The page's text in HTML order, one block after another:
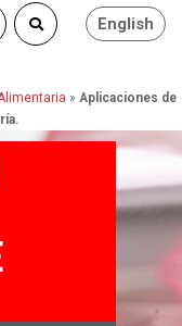
English
» Aplicaciones de